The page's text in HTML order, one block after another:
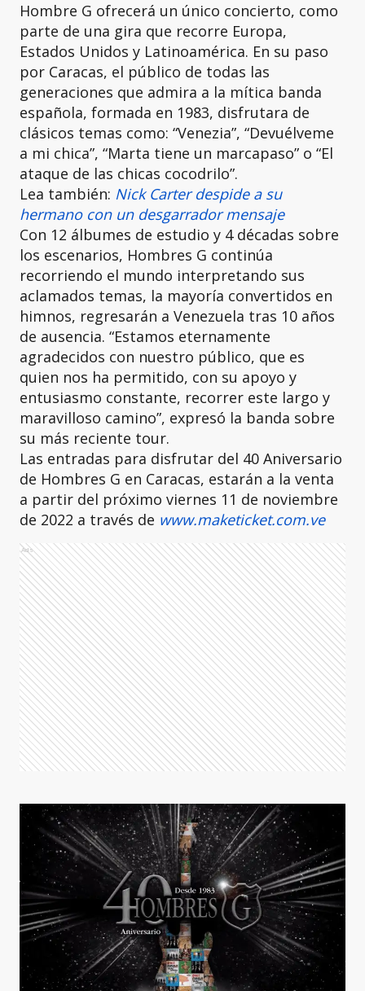
Hombre G ofrecerá un único concierto, como
parte de una gira que recorre Europa,
Estados Unidos y Latinoamérica. En su paso
por Caracas, el público de todas las
generaciones que admira a la mítica banda
española, formada en 1983, disfrutara de
clásicos temas como: “Venezia”, “Devuélveme
a mi chica”, “Marta tiene un marcapaso” o “El
ataque de las chicas cocodrilo”.
Lea también: Nick Carter despide a su
hermano con un desgarrador mensaje
Con 12 álbumes de estudio y 4 décadas sobre
los escenarios, Hombres G continúa
recorriendo el mundo interpretando sus
aclamados temas, la mayoría convertidos en
himnos, regresarán a Venezuela tras 10 años
de ausencia. “Estamos eternamente
agradecidos con nuestro público, que es
quien nos ha permitido, con su apoyo y
entusiasmo constante, recorrer este largo y
maravilloso camino”, expresó la banda sobre
su más reciente tour.
Las entradas para disfrutar del 40 Aniversario
de Hombres G en Caracas, estarán a la venta
a partir del próximo viernes 11 de noviembre
de 2022 a través de www.maketicket.com.ve
Ads